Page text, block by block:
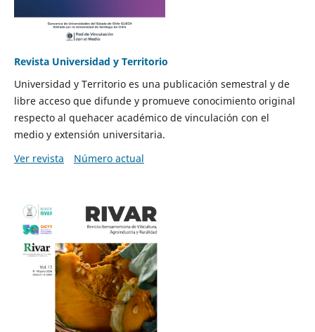
Revista Universidad y Territorio
Universidad y Territorio es una publicación semestral y de
libre acceso que difunde y promueve conocimiento original
respecto al quehacer académico de vinculación con el
medio y extensión universitaria.
Ver revista
Número actual